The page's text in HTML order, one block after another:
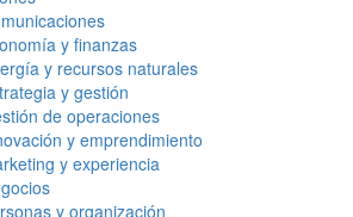
y finanzas
y recursos naturales
y gestión
de operaciones
y emprendimiento
y experiencia
y organización